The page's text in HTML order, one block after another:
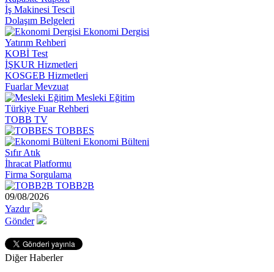
İş Makinesi Tescil
Dolaşım Belgeleri
Ekonomi Dergisi
Yatırım Rehberi
KOBİ Test
İŞKUR Hizmetleri
KOSGEB Hizmetleri
Fuarlar Mevzuat
Mesleki Eğitim
Türkiye Fuar Rehberi
TOBB TV
TOBBES
Ekonomi Bülteni
Sıfır Atık
İhracat Platformu
Firma Sorgulama
TOBB2B
09/08/2026
Yazdır
Gönder
Diğer Haberler